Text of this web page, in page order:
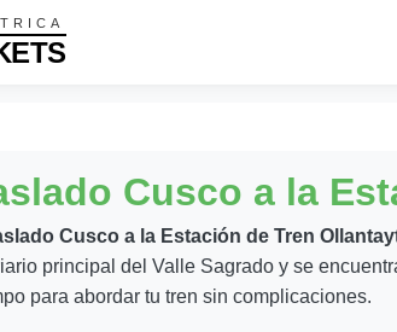
Cusco a la
Cusco a la Estación de Tren
principal del Valle Sagrado y se
para abordar tu tren sin complicaciones.